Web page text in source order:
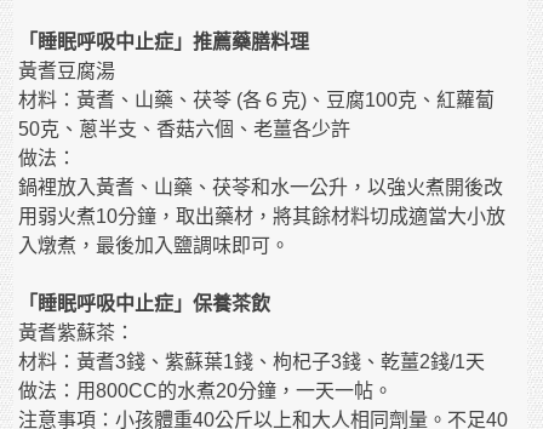
「睡眠呼吸中止症」推薦藥膳料理
黃耆豆腐湯
材料：黃耆、山藥、茯苓 (各６克)、豆腐100克、紅蘿蔔
50克、蔥半支、香菇六個、老薑各少許
做法：
鍋裡放入黃耆、山藥、茯苓和水一公升，以強火煮開後改
用弱火煮10分鐘，取出藥材，將其餘材料切成適當大小放
入燉煮，最後加入鹽調味即可。
「睡眠呼吸中止症」保養茶飲
黃耆紫蘇茶：
材料：黃耆3錢、紫蘇葉1錢、枸杞子3錢、乾薑2錢/1天
做法：用800CC的水煮20分鐘，一天一帖。
注意事項：小孩體重40公斤以上和大人相同劑量。不足40